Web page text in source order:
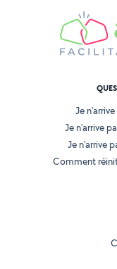
Je
Je n'arrive
Je n'arrive
Comment